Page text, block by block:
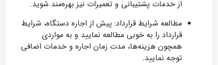
از خدمات پشتیبانی و تعمیرات نیز بهره‌مند شوید.
مطالعه شرایط قرارداد: پیش از اجاره دستگاه، شرایط
قرارداد را به خوبی مطالعه نمایید و به مواردی
همچون هزینه‌ها، مدت زمان اجاره و خدمات اضافی
توجه نمایید.